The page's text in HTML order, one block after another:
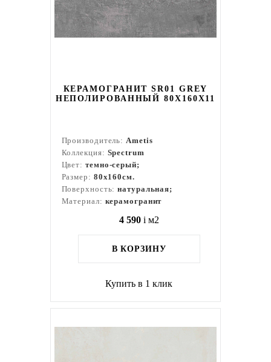
КЕРАМОГРАНИТ SR01 GREY
НЕПОЛИРОВАННЫЙ 80X160Х11
Производитель:Ametis
Коллекция: Spectrum
Цвет: темно-серый;
Размер: 80x160см.
Поверхность:натуральная;
Материал: керамогранит
4 590 i м2
В КОРЗИНУ
Купить в 1 клик